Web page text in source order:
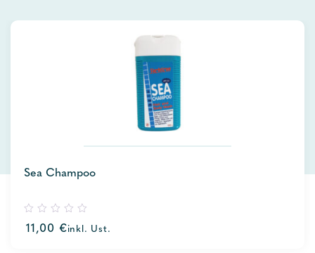
Sea Champoo
out
11,00 €inkl. Ust.